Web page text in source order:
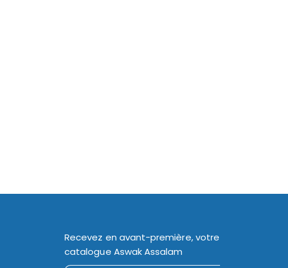
Recevez en avant-première, votre
catalogue Aswak Assalam